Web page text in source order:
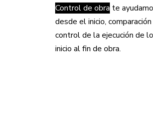
Control de obra te
desde el inicio,
control de la ejecución de
inicio al fin de obra.